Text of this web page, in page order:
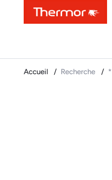
ContenuMenu
Accueil Recherche